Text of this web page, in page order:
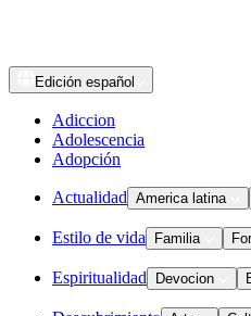
Edición español
Adiccion
Adolescencia
Adopción
Actualidad America latina
Estilo de vida Familia
Espiritualidad Devocion